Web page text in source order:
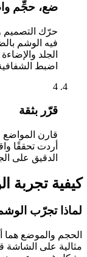
ضع، حجِّم
حرّك التصميم
الجلد
اضبط
4
قرّر بثقة
قارن المواضع
أردت تحققًا
الدقيق على
كيفية تجربة
لماذا تجرّب الوشم
الحجم والموضع هما
مثالية على الشاشة